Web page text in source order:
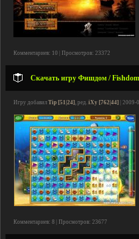
Комментариев: 10 | Просмотров: 23372
Скачать игру Фишдом /
Игру добавил Tip [51|24], ред. iXy [762|44] | 2009-
Комментариев: 8 | Просмотров: 23677